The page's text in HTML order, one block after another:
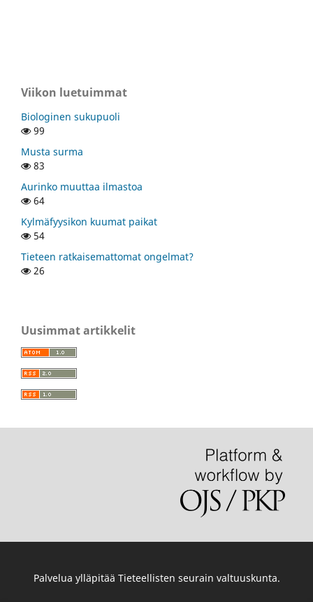
Viikon luetuimmat
Biologinen sukupuoli
99
Musta surma
83
Aurinko muuttaa ilmastoa
64
Kylmäfyysikon kuumat paikat
54
Tieteen ratkaisemattomat ongelmat?
26
Uusimmat artikkelit
Palvelua ylläpitää Tieteellisten seurain valtuuskunta.